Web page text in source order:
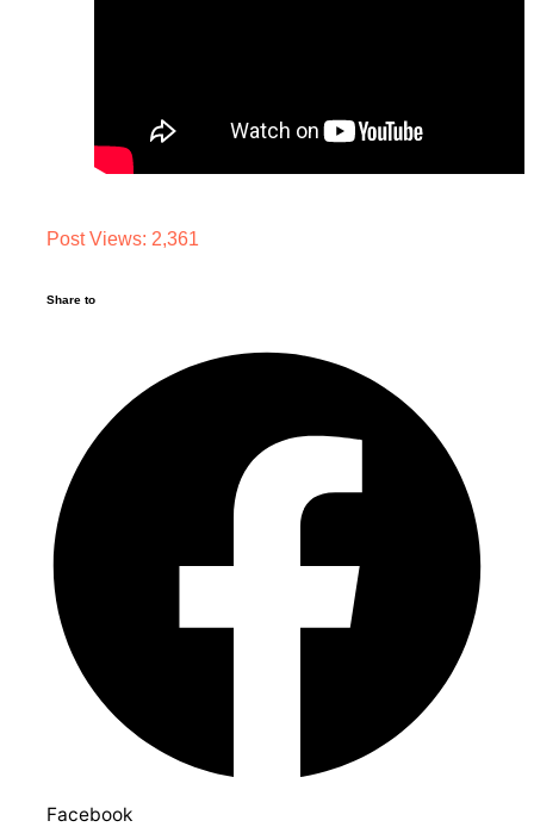
Post Views: 2,361
Share to
Facebook